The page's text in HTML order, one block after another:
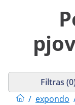
/ expondo
Filtras